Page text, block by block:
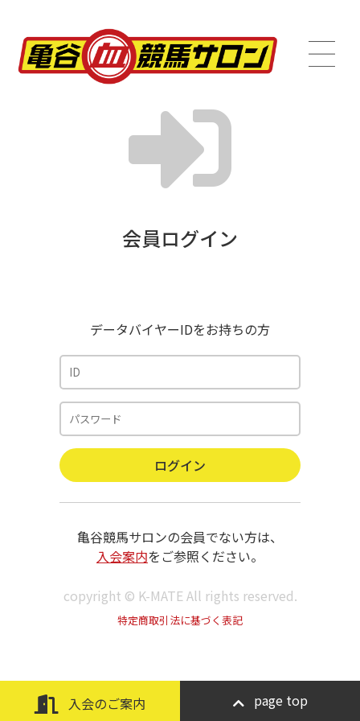
会員ログイン
データバイヤーIDをお持ちの方
亀谷競馬サロンの会員でない方は、
入会案内をご参照ください。
copyright © K-MATE All rights reserved.
特定商取引法に基づく表記
入会のご案内 page top